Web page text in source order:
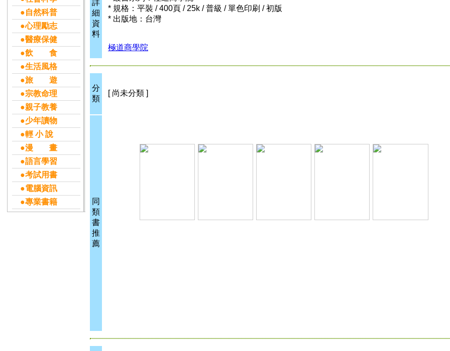
●自然科普
●心理勵志
●醫療保健
●飲 食
●生活風格
●旅 遊
●宗教命理
●親子教養
●少年讀物
●輕 小 說
●漫 畫
●語言學習
●考試用書
●電腦資訊
●專業書籍
詳
細
資
料
* 規格：平裝 / 400頁 / 25k / 普級 / 單色印刷 / 初版
* 出版地：台灣
極道商學院
分
類
[ 尚未分類 ]
同
類
書
推
薦